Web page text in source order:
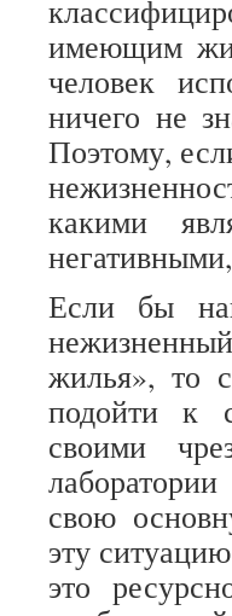
имеющим
человек
ничего не
Поэтому,
какими
Если бы
жилья», то
подойти к
своими
свою
эту
это